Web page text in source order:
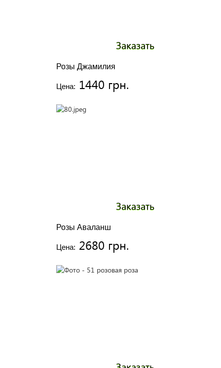
Розы Джамилия
Цена: 1440 грн.
Заказать
Розы Аваланш
Цена: 2680 грн.
Заказать